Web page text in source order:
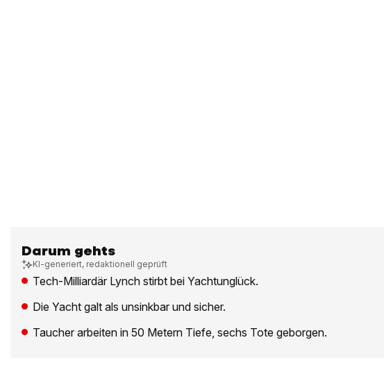
Darum gehts
KI-generiert, redaktionell geprüft
Tech-Milliardär Lynch stirbt bei Yachtunglück.
Die Yacht galt als unsinkbar und sicher.
Taucher arbeiten in 50 Metern Tiefe, sechs Tote geborgen.